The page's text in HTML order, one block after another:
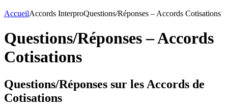
AccueilAccords InterproQuestions/Réponses – Accords Cotisations
Questions/Réponses – Accords
Cotisations
Questions/Réponses sur les Accords de
Cotisations